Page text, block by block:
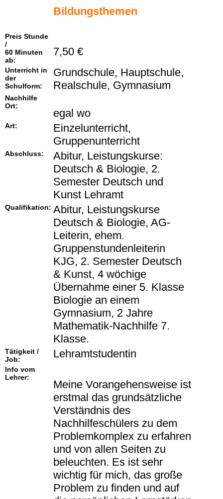
Bildungsthemen
Preis Stunde
/
60 Minuten
ab:
7,50 €
Unterricht in
der
Schulform:
Grundschule, Hauptschule,
Realschule, Gymnasium
Nachhilfe
Ort:
egal wo
Art:
Einzelunterricht,
Gruppenunterricht
Abschluss:
Abitur, Leistungskurse:
Deutsch & Biologie, 2.
Semester Deutsch und
Kunst Lehramt
Qualifikation: Abitur, Leistungskurse
Deutsch & Biologie, AG-
Leiterin, ehem.
Gruppenstundenleiterin
KJG, 2. Semester Deutsch
& Kunst, 4 wöchige
Übernahme einer 5. Klasse
Biologie an einem
Gymnasium, 2 Jahre
Mathematik-Nachhilfe 7.
Klasse.
Tätigkeit /
Job:
Lehramtstudentin
Info vom
Lehrer:
Meine Vorangehensweise ist
erstmal das grundsätzliche
Verständnis des
Nachhilfeschülers zu dem
Problemkomplex zu erfahren
und von allen Seiten zu
beleuchten. Es ist sehr
wichtig für mich, das große
Problem zu finden und auf